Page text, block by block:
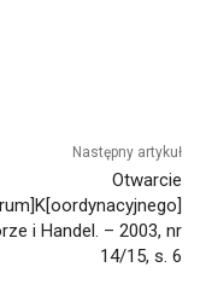
Następny artykuł
Otwarcie
i Handel. – 2003, nr
14/15, s. 6